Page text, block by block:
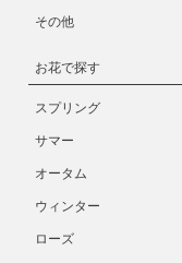
その他
お花で探す
スプリング
サマー
オータム
ウィンター
ローズ